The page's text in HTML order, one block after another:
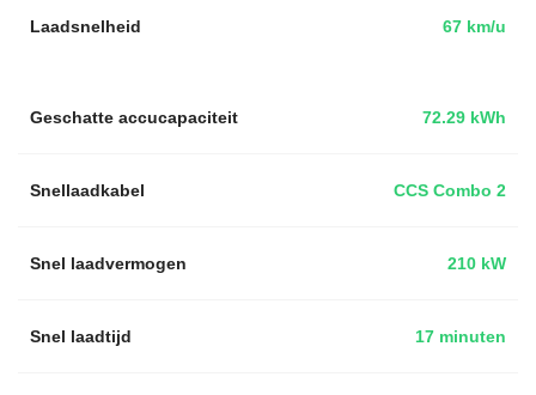
Laadsnelheid 67 km/u
72.29 kWh
Geschatte accucapaciteit
Snellaadkabel CCS Combo 2
Snel laadvermogen 210 kW
Snel laadtijd 17 minuten